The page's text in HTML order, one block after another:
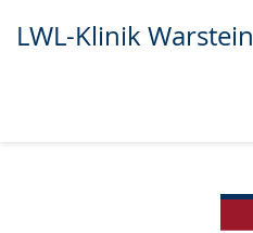
LWL-Klinik Warstein